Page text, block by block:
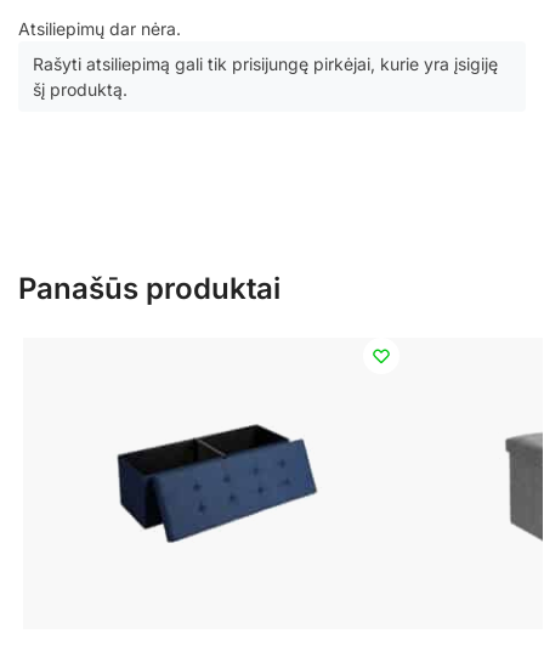
Atsiliepimų dar nėra.
Rašyti atsiliepimą gali tik prisijungę pirkėjai, kurie yra įsigiję
šį produktą.
Panašūs produktai